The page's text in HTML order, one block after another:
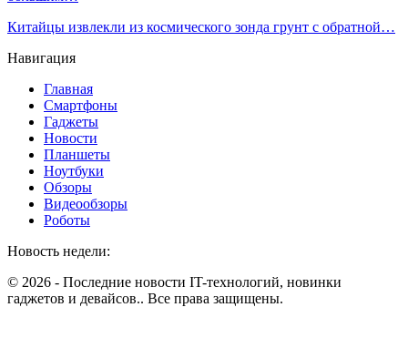
Китайцы извлекли из космического зонда грунт с обратной…
Навигация
Главная
Смартфоны
Гаджеты
Новости
Планшеты
Ноутбуки
Обзоры
Видеообзоры
Роботы
Новость недели:
© 2026 - Последние новости IT-технологий, новинки
гаджетов и девайсов.. Все права защищены.